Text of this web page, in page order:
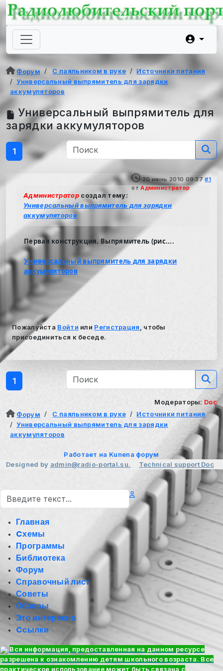
Форум С паяльником в руке
Источники питания
Универсальный выпрямитель для зарядки
аккумуляторов
Универсальный выпрямитель для
зарядки аккумуляторов
1
20 июнь 2010 09:37 #1
отАдминистратор
Администраторсоздал тему:
Универсальный выпрямитель для зарядки
аккумуляторов
Первая конструкция. Выпрямитель (рис....
Универсальный выпрямитель для зарядки
аккумуляторов
Пожалуйста Войти или Регистрация
, чтобы
присоединиться к беседе.
1
Модераторы: Doc
Форум
С паяльником в руке
Источники питания
Универсальный выпрямитель для зарядки
аккумуляторов
Работает на Kunena форум
Designed by admin@radio-portal.su. Technical support Doc
Поиск
Главная
Cхемы
Программы
Библиотека
Форум
Справочный лист
Советы
Обзоры
Это интересно
Cсылки
Вся информация, предоставленная на данном ресурсе
разрешена к ознакомлению детям школьного возраста. Все
практическое использование может быть связана с